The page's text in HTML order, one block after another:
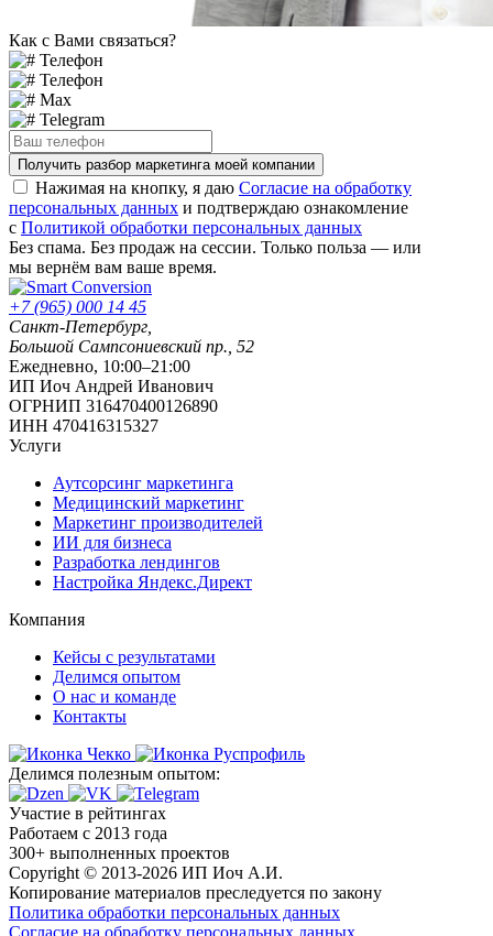
Как с Вами связаться?
Телефон
Телефон
Max
Telegram
Получить разбор маркетинга моей компании
Нажимая на кнопку, я даю Согласие на обработку
персональных данных и подтверждаю ознакомление
с Политикой обработки персональных данных
Без спама. Без продаж на сессии. Только польза — или
мы вернём вам ваше время.
+7 (965) 000 14 45
Санкт-Петербург
Большой Сампсониевский пр., 52
Ежедневно, 10:00–21:00
ИП Иоч Андрей Иванович
ОГРНИП 316470400126890
ИНН 470416315327
Услуги
Аутсорсинг маркетинга
Медицинский маркетинг
Маркетинг производителей
ИИ для бизнеса
Разработка лендингов
Настройка Яндекс.Директ
Компания
Кейсы с результатами
Делимся опытом
О нас и команде
Контакты
Делимся полезным опытом:
Участие в рейтингах
Работаем с 2013 года
300+ выполненных проектов
Copyright © 2013-2026 ИП Иоч А.И.
Копирование материалов преследуется по закону
Политика обработки персональных данных
Согласие на обработку персональных данных